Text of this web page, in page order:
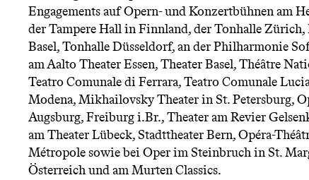
ü
Engagements auf Opern- und Konzertbühnen am
der Tampere Hall in Finnland, der Tonhalle
Basel, Tonhalle Düsseldorf, an der Philharmonie
am Aalto Theater Essen, Theater Basel, Théâtre
Teatro Comunale di Ferrara, Teatro Comunale
Modena, Mikhailovsky Theater in St. Petersburg,
Augsburg, Freiburg i.Br., Theater am Revier
am Theater Lübeck, Stadttheater Bern, Opéra-
Métropole sowie bei Oper im Steinbruch in St.
Österreich und am Murten Classics.